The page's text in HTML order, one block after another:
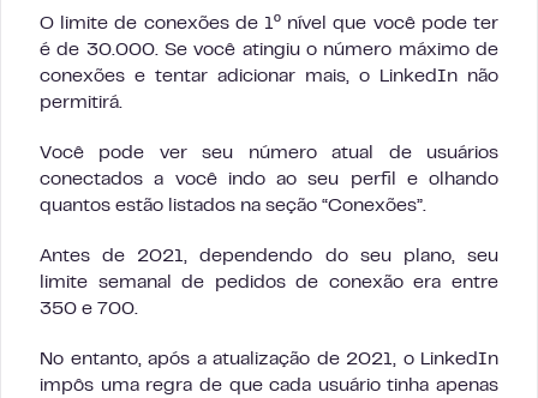
O limite de conexões de 1º nível que você pode ter
é de 30.000. Se você atingiu o número máximo de
conexões e tentar adicionar mais, o LinkedIn não
permitirá.
Você pode ver seu número atual de usuários
conectados a você indo ao seu perfil e olhando
quantos estão listados na seção “Conexões”.
Antes de 2021, dependendo do seu plano, seu
limite semanal de pedidos de conexão era entre
350 e 700.
No entanto, após a atualização de 2021, o LinkedIn
impôs uma regra de que cada usuário tinha apenas